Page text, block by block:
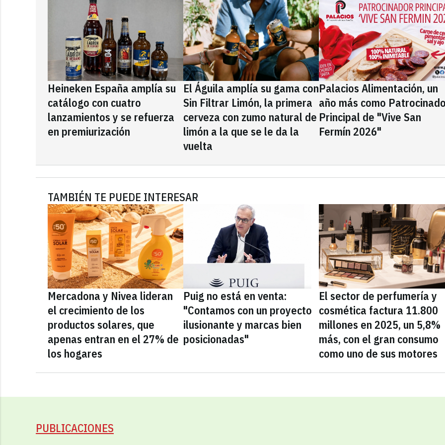
Heineken España amplía su
catálogo con cuatro
lanzamientos y se refuerza
en premiurización
El Águila amplía su gama con
Sin Filtrar Limón, la primera
cerveza con zumo natural de
limón a la que se le da la
vuelta
Palacios Alimentación, un
año más como
Principal de "Vive San
Fermín 2026"
TAMBIÉN TE PUEDE INTERESAR
Mercadona y Nivea lideran
el crecimiento de los
productos solares, que
apenas entran en el 27% de
los hogares
Puig no está en venta:
"Contamos con un proyecto
ilusionante y marcas bien
posicionadas"
El sector de perfumería y
cosmética factura 11.800
millones en 2025, un 5,8%
más, con el gran consumo
como uno de sus motores
PUBLICACIONES